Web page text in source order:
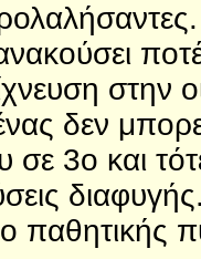
στην
δεν
σε 3ο και
παθητικής